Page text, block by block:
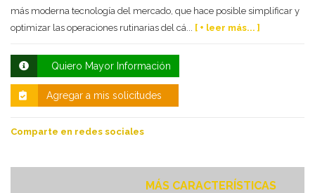
Al enviar este formulario aceptas nuestra
política de tratamiento datos personales.
más moderna tecnología del mercado, que hace posible simplificar y
optimizar las operaciones rutinarias del cá... [ + leer más... ]
Quiero Mayor Información
Agregar a mis solicitudes
Comparte en redes sociales
MÁS CARACTERÍSTICAS